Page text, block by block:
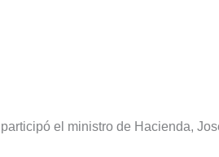
el ministro de Hacienda,